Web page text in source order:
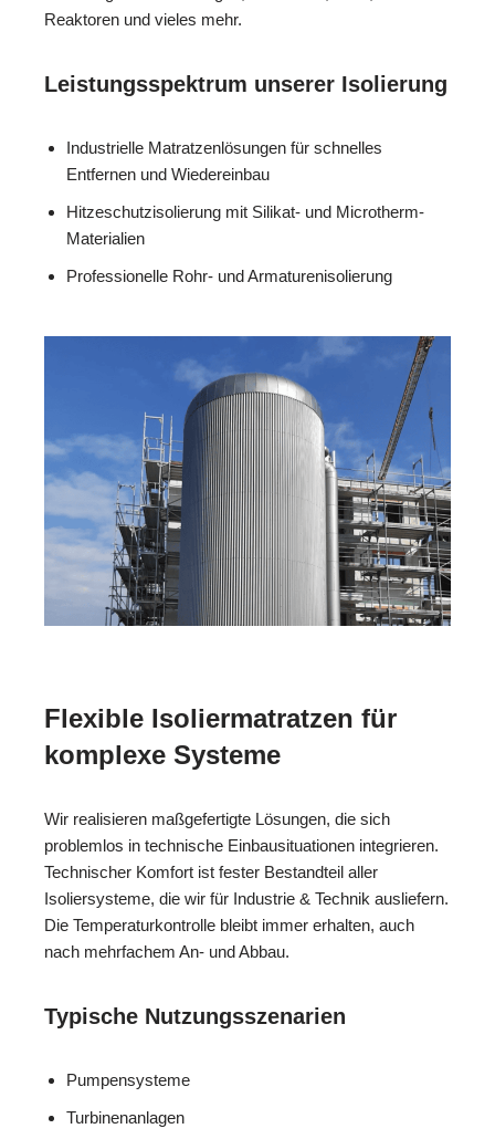
Reaktoren und vieles mehr.
Leistungsspektrum unserer Isolierung
Industrielle Matratzenlösungen für schnelles
Entfernen und Wiedereinbau
Hitzeschutzisolierung mit Silikat- und Microtherm-
Materialien
Professionelle Rohr- und Armaturenisolierung
Flexible Isoliermatratzen für
komplexe Systeme
Wir realisieren maßgefertigte Lösungen, die sich
problemlos in technische Einbausituationen integrieren.
Technischer Komfort ist fester Bestandteil aller
Isoliersysteme, die wir für Industrie & Technik ausliefern.
Die Temperaturkontrolle bleibt immer erhalten, auch
nach mehrfachem An- und Abbau.
Typische Nutzungsszenarien
Pumpensysteme
Turbinenanlagen